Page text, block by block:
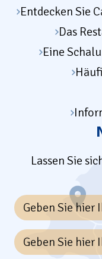
Entdecken Sie
Das
Eine
Lassen Sie